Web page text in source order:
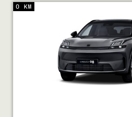
COMPRÁ
VENDÉ
FINANCIÁ
0 KM